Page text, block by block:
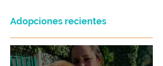
Adopciones recientes